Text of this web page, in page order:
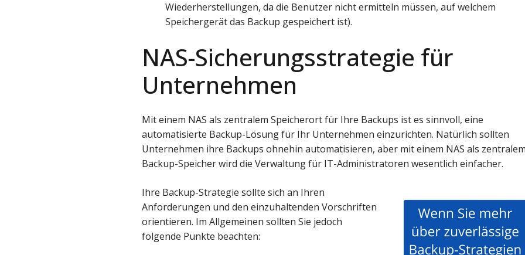
Wiederherstellungen, da die Benutzer nicht ermitteln müssen, auf welchem
Speichergerät das Backup gespeichert ist).
NAS-Sicherungsstrategie für
Unternehmen
Mit einem NAS als zentralem Speicherort für Ihre Backups ist es sinnvoll, eine
automatisierte Backup-Lösung für Ihr Unternehmen einzurichten. Natürlich sollten
Unternehmen ihre Backups ohnehin automatisieren, aber mit einem NAS als
Backup-Speicher wird die Verwaltung für IT-Administratoren wesentlich einfacher.
Ihre Backup-Strategie sollte sich an Ihren
Anforderungen und den einzuhaltenden Vorschriften
orientieren. Im Allgemeinen sollten Sie jedoch
folgende Punkte beachten: